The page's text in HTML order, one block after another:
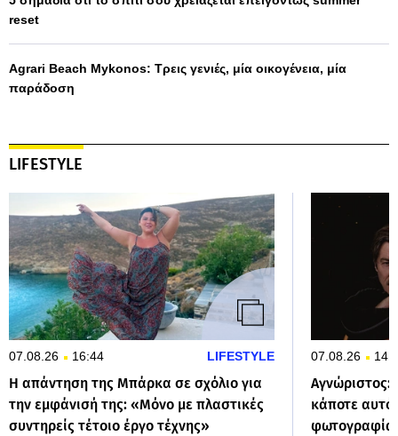
reset
Agrari Beach Mykonos: Τρεις γενιές, μία οικογένεια, μία
παράδοση
LIFESTYLE
07.08.26 16:44 LIFESTYLE
Η απάντηση της Μπάρκα σε σχόλιο για
την εμφάνισή της: «Μόνο με πλαστικές
συντηρείς τέτοιο έργο τέχνης»
07.08.26
Αγνώριστος:
κάποτε
φωτογραφία